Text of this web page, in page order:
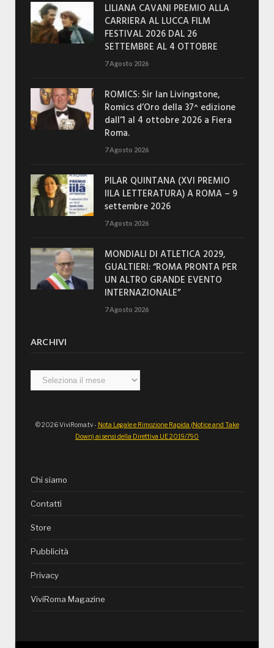
LILIANA CAVANI PREMIO ALLA
CARRIERA AL LUCCA FILM
FESTIVAL 2026 DAL 26
SETTEMBRE AL 4 OTTOBRE
7 Agosto 2026
ROMICS: Sir Ian Livingstone,
Romics d’Oro della 37^ edizione
dall’1 al 4 ottobre 2026 a Fiera
Roma.
7 Agosto 2026
PILAR QUINTANA (XVI PREMIO
IILA LETTERATURA) A ROMA – 9
settembre 2026
7 Agosto 2026
MONDIALI DI ATLETICA 2029,
GUALTIERI: “ROMA PRONTA PER
UN ALTRO GRANDE EVENTO
INTERNAZIONALE”
7 Agosto 2026
ARCHIVI
Archivi
© 2026 ViviRoma.tv - Nota Legale e Rimozione Rapida (Notice and Take
Down) ai sensi della Direttiva UE 2019/790
Chi siamo
Contatti
Store
Pubblicità
Privacy
ViviRoma Magazine